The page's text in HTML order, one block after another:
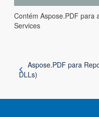
Contém Aspose.PDF para
Services
Aspose.PDF para
DLLs)